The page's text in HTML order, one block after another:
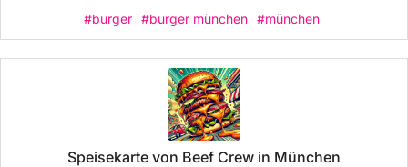
#burger #burger münchen #münchen
Speisekarte von Beef Crew in München